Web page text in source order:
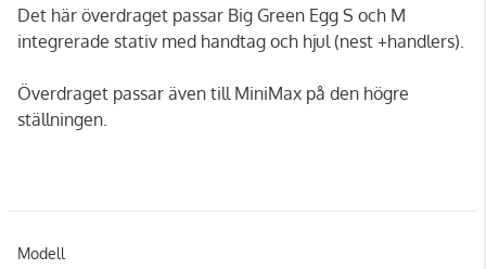
Det här överdraget passar Big Green Egg S och M
integrerade stativ med handtag och hjul (nest +handlers).
Överdraget passar även till MiniMax på den högre
ställningen.
Modell